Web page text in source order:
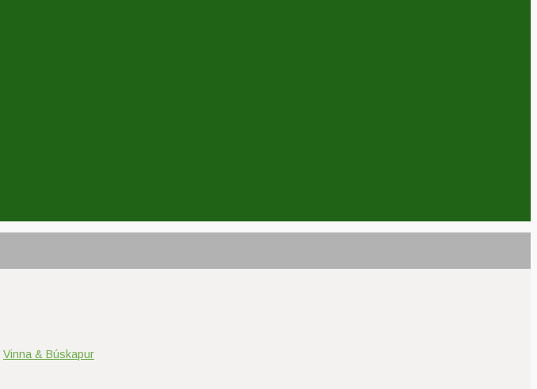
Vinna & Búskapur